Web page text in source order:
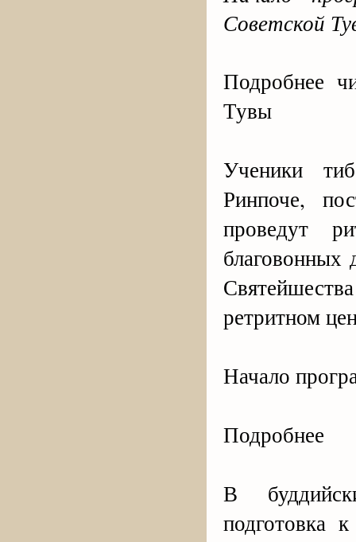
Советской
Подробнее
Тувы
Ученики
Ринпоче,
проведут
ретритном
Начало
Подробнее
В
подготовка